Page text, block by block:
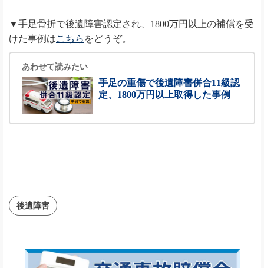
▼手足骨折で後遺障害認定され、1800万円以上の補償を受
けた事例はこちら をどうぞ。
あわせて読みたい
手足の重傷で後遺障害併合11級認
定、1800万円以上取得した事例
後遺障害